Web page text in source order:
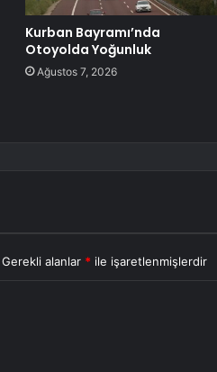
Kurban Bayramı’nda
Otoyolda Yoğunluk
Ağustos 7, 2026
Gerekli alanlar * ile işaretlenmişlerdir